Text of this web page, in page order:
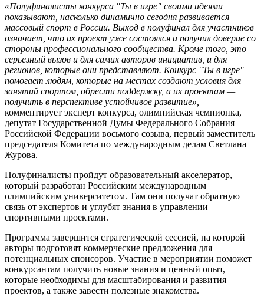
«Полуфиналисты конкурса "Ты в игре" своими идеями
показывают, насколько динамично сегодня развивается
массовый спорт в России. Выход в полуфинал для участников
означает, что их проект уже состоялся и получил доверие со
стороны профессионального сообщества. Кроме того, это
серьезный вызов и для самих авторов инициатив, и для
регионов, которые они представляют. Конкурс "Ты в игре"
помогает людям, которые на местах создают условия для
занятий спортом, обрести поддержку, а их проектам —
получить в перспективе устойчивое развитие», —
комментирует эксперт конкурса, олимпийская чемпионка,
депутат Государственной Думы Федерального Собрания
Российской Федерации восьмого созыва, первый заместитель
председателя Комитета по международным делам Светлана
Журова.
Полуфиналисты пройдут образовательный акселератор,
который разработан Российским международным
олимпийским университетом. Там они получат обратную
связь от экспертов и углубят знания в управлении
спортивными проектами.
Программа завершится стратегической сессией, на которой
авторы подготовят коммерческие предложения для
потенциальных спонсоров. Участие в мероприятии поможет
конкурсантам получить новые знания и ценный опыт,
которые необходимы для масштабирования и развития
проектов, а также завести полезные знакомства.